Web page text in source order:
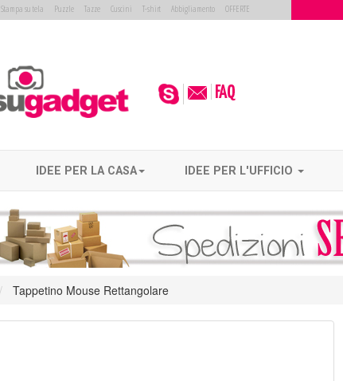
Stampa su tela Puzzle Tazze Cuscini T-shirt Abbigliamento OFFERTE
IDEE PER LA CASA IDEE PER L'UFFICIO
Tappetino Mouse Rettangolare